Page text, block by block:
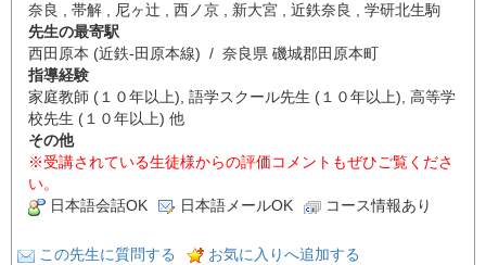
奈良 , 帯解 , 尼ヶ辻 , 西ノ京 , 新大宮 , 近鉄奈良 , 学研北生駒
先生の最寄駅
西田原本 (近鉄-田原本線) / 奈良県 磯城郡田原本町
指導経験
家庭教師 (１０年以上), 語学スクール先生 (１０年以上), 高等学
校先生 (１０年以上) 他
その他
※受講されている生徒様からの評価コメントもぜひご覧くださ
い。
日本語会話OK
日本語メールOK コース情報あり
この先生に質問する
お気に入りへ追加する